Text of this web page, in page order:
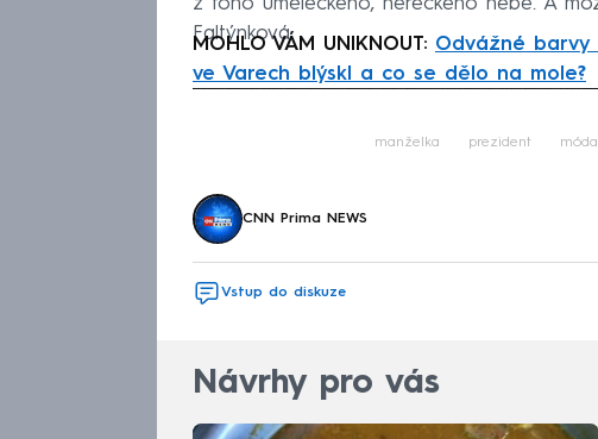
z toho uměleckého, hereckého nebe. A
Faltýnková.
MOHLO VÁM UNIKNOUT: Odvážné
ve Varech blýskl a co se dělo na mole?
manželka prezident móda
CNN Prima NEWS
Vstup do diskuze
Návrhy pro vás